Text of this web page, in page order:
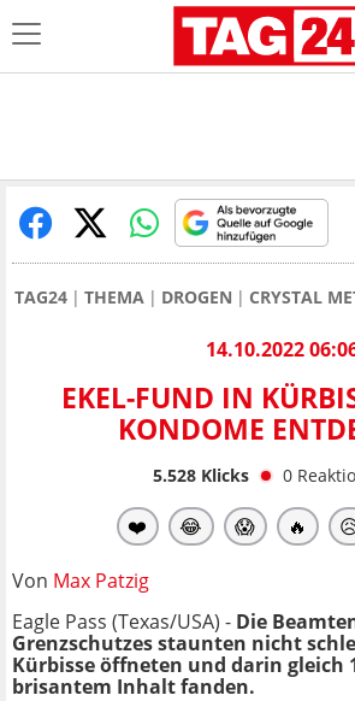
TAG24 THEMA DROGEN CRYSTAL
14.10.2022
EKEL-FUND IN
KONDOME
5.528Klicks 0
❤️ 😂 😱 🔥
Von Max Patzig
Eagle Pass (Texas/USA) - Die
Grenzschutzes staunten nicht
Kürbisse öffneten und darin gleich
brisantem Inhalt fanden.